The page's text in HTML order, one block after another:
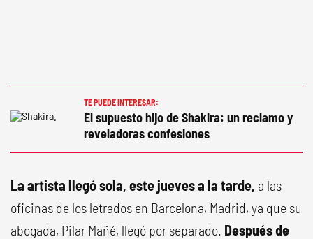
TE PUEDE INTERESAR:
El supuesto hijo de Shakira: un reclamo y
reveladoras confesiones
La artista llegó sola, este jueves a la tarde, a las
oficinas de los letrados en Barcelona, Madrid, ya que su
abogada, Pilar Mañé, llegó por separado. Después de